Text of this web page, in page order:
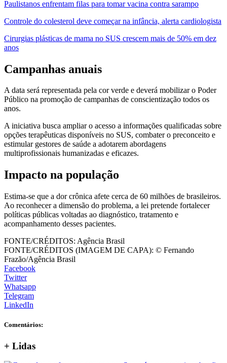
Paulistanos enfrentam filas para tomar vacina contra sarampo
Controle do colesterol deve começar na infância, alerta cardiologista
Cirurgias plásticas de mama no SUS crescem mais de 50% em dez
anos
Campanhas anuais
A data será representada pela cor verde e deverá mobilizar o Poder
Público na promoção de campanhas de conscientização todos os
anos.
A iniciativa busca ampliar o acesso a informações qualificadas sobre
opções terapêuticas disponíveis no SUS, combater o preconceito e
estimular gestores de saúde a adotarem abordagens
multiprofissionais humanizadas e eficazes.
Impacto na população
Estima-se que a dor crônica afete cerca de 60 milhões de brasileiros.
Ao reconhecer a dimensão do problema, a lei pretende fortalecer
políticas públicas voltadas ao diagnóstico, tratamento e
acompanhamento desses pacientes.
FONTE/CRÉDITOS: Agência Brasil
FONTE/CRÉDITOS (IMAGEM DE CAPA): © Fernando
Frazão/Agência Brasil
Facebook
Twitter
Whatsapp
Telegram
LinkedIn
Comentários:
+ Lidas